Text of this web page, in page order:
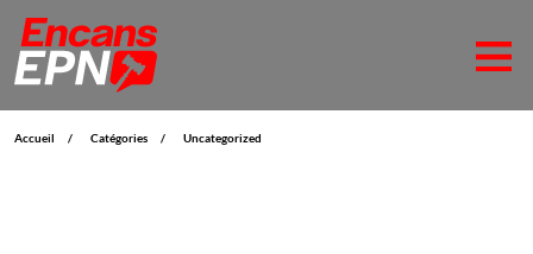
Accueil Catégories Uncategorized